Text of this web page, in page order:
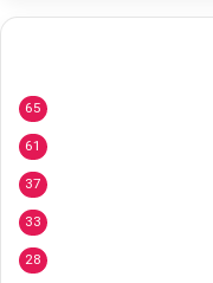
65
61
37
33
28